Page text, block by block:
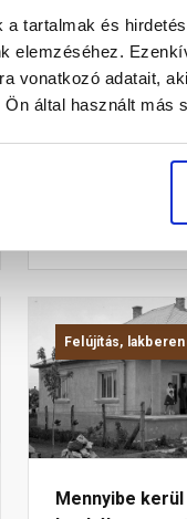
a tartalmak és
elemzéséhez.
vonatkozó adatait,
által használt más
Ezekkel a
startol az új
Megjelentek az
Felújítás,
Mennyibe kerül